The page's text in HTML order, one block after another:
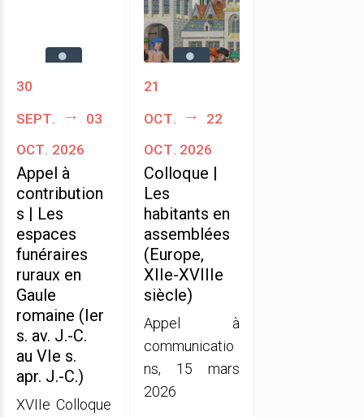
30
sept.
03
oct. 2026
Appel à
contribution
s | Les
espaces
funéraires
ruraux en
Gaule
romaine (Ier
s. av. J.-C.
au VIe s.
apr. J.-C.)
XVIIe Colloque
21
oct.
22
oct. 2026
Colloque |
Les
habitants en
assemblées
(Europe,
XIIe-XVIIIe
siècle)
Appel à
communicatio
ns, 15 mars
2026